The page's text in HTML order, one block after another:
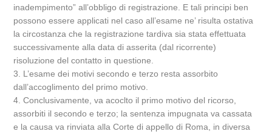
inadempimento” all’obbligo di registrazione. E tali principi ben
possono essere applicati nel caso all’esame ne’ risulta ostativa
la circostanza che la registrazione tardiva sia stata effettuata
successivamente alla data di asserita (dal ricorrente)
risoluzione del contatto in questione.
3. L’esame dei motivi secondo e terzo resta assorbito
dall’accoglimento del primo motivo.
4. Conclusivamente, va acoclto il primo motivo del ricorso,
assorbiti il secondo e terzo; la sentenza impugnata va cassata
e la causa va rinviata alla Corte di appello di Roma, in diversa